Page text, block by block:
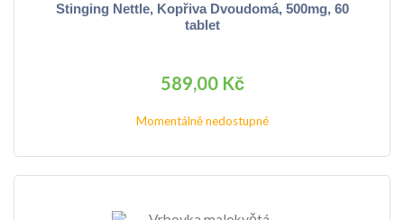
Stinging Nettle, Kopřiva Dvoudomá, 500mg, 60
tablet
589,00 Kč
Momentálně nedostupné